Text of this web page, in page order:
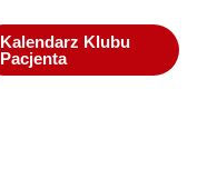
Kalendarz Klubu
Pacjenta